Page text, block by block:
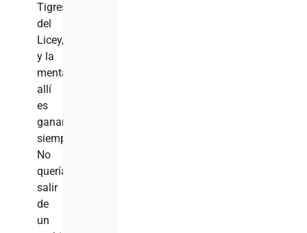
Tigres
del
Licey,
y la
mentalidad
allí
es
ganar
siempre.
No
quería
salir
de
un